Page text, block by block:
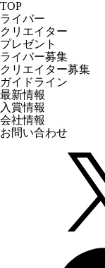
TOP
ライバー
クリエイター
プレゼント
ライバー募集
クリエイター募集
ガイドライン
最新情報
入賞情報
会社情報
お問い合わせ